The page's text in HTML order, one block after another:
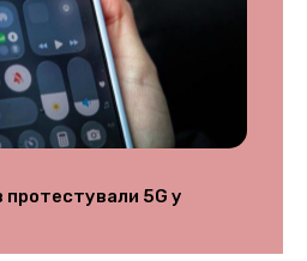
протестували 5G у